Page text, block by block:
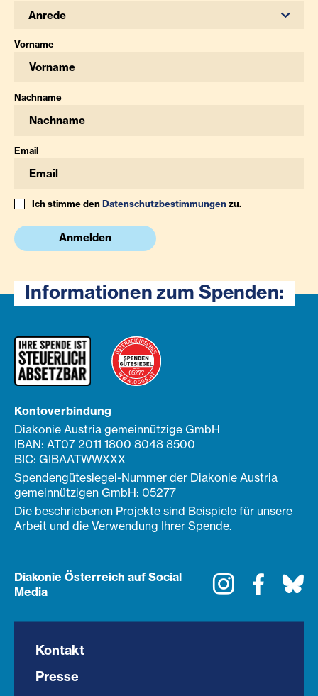
Anrede
Vorname
Nachname
Email
Ich stimme denDatenschutzbestimmungenzu.
Anmelden
Informationen zum Spenden:
Kontoverbindung
Diakonie Austria gemeinnützige GmbH
IBAN: AT07 2011 1800 8048 8500
BIC: GIBAATWWXXX
Spendengütesiegel-Nummer der Diakonie Austria
gemeinnützigen GmbH: 05277
Die beschriebenen Projekte sind Beispiele für unsere
Arbeit und die Verwendung Ihrer Spende.
Diakonie Österreich auf Social
Media
Instagram
Kontakt
Presse